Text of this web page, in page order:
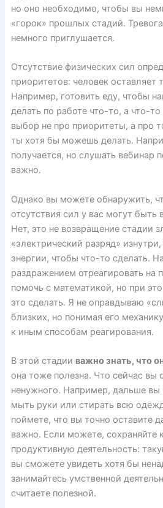
но оно необходимо, чтобы вы
«горок» прошлых стадий.
немного приглушается.
Отсутствие физических сил
приоритетов: человек оставляет
Например, готовить еду, чтобы
делать по работе что-то, а что-
выбор не про приоритеты, а про
ты хотя бы можешь делать.
получается, но слушать вебинар
важно.
Однако вы можете обнаружить,
отсутствия сил у вас могут
Нет, это не возвращение стадии
«электрический разряд»
энергии, чтобы что-то сделать.
раздражением отреагировать на
помочь с математикой, но при
это сделать. Я не оправдываю
близких, но понимая его
к иным способам реагирования.
В этой стадии важно знать, что
она тоже полезна. Что сейчас вы
ненужного. Например, дальше вы
мыть руки или стирать всю
поймете, что вы точно оставите
важно. Если можете, сохраняйте
продуктивную деятельность:
вы сможете увидеть хотя бы
занимайтесь умственной
считаете полезной.